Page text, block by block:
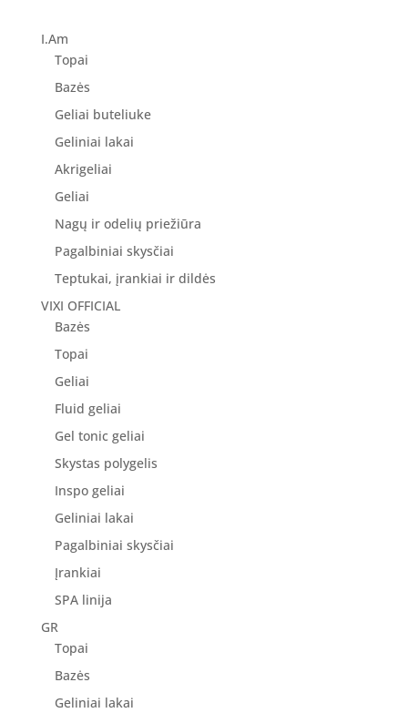
I.Am
Topai
Bazės
Geliai buteliuke
Geliniai lakai
Akrigeliai
Geliai
Nagų ir odelių priežiūra
Pagalbiniai skysčiai
Teptukai, įrankiai ir dildės
VIXI OFFICIAL
Bazės
Topai
Geliai
Fluid geliai
Gel tonic geliai
Skystas polygelis
Inspo geliai
Geliniai lakai
Pagalbiniai skysčiai
Įrankiai
SPA linija
GR
Topai
Bazės
Geliniai lakai